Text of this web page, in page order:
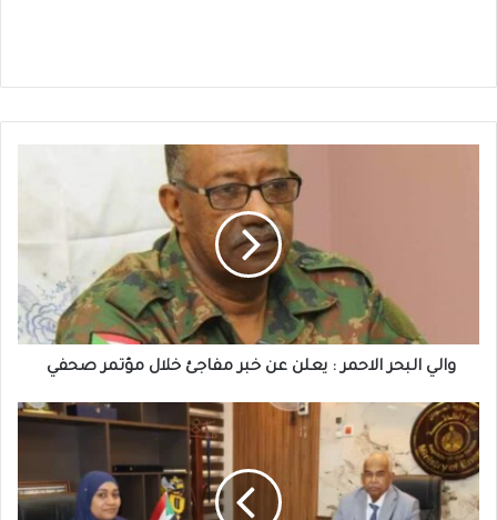
مؤتمروالي البحر الاحمر : يعلن عن خبر مفاجئ خلال مؤتمر صحفي
مصفاة
بورتسودان
:
تشعل
سباق